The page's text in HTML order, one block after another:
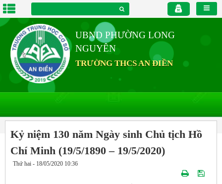
UBND PHƯỜNG LONG
NGUYÊN
TRƯỜNG THCS AN ĐIỀN
Kỷ niệm 130 năm Ngày sinh Chủ tịch Hồ
Chí Minh (19/5/1890 – 19/5/2020)
Thứ hai - 18/05/2020 10:36